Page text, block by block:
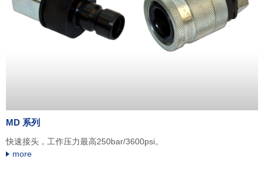
MD 系列
快速接头，工作压力最高250bar/3600psi。
more